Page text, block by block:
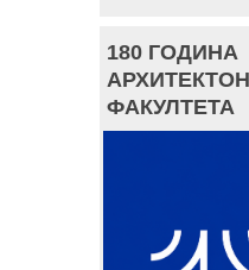
180 ГОДИНА
ФАКУЛТЕТА